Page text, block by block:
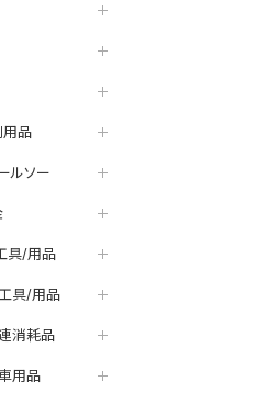
品
ルソー
具/用品
具/用品
消耗品
用品